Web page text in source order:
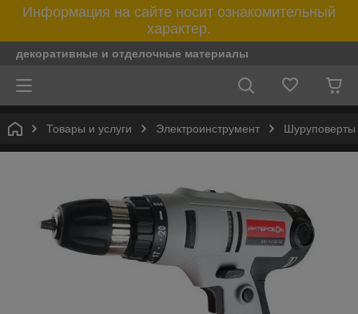
Информация на сайте носит ознакомительный
характер.
декоративные и отделочные материалы
Товары и услуги Электроинструмент Шуруповерты